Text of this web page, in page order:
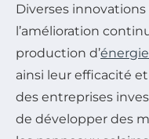
Diverses
l’amélioration
production d’
ainsi leur efficacité
des entreprises
de développer des